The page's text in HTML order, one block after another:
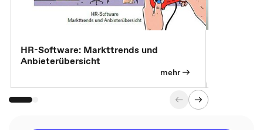
HR-Software: Markttrends und
Anbieterübersicht
mehr